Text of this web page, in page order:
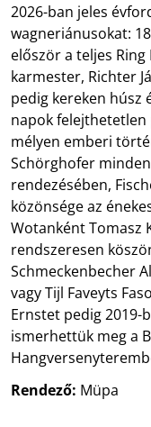
2026-ban jeles
wagneriánusokat:
először a teljes
karmester, Richter
pedig kereken húsz
napok felejthetetlen
mélyen emberi
Schörghofer
rendezésében,
közönsége az
Wotanként Tomasz
rendszeresen
Schmeckenbecher
vagy Tijl Faveyts
Ernstet pedig 2019-
ismerhettük meg a
Rendező: Müpa